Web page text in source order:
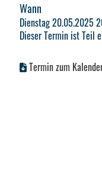
Wann
Dienstag 20.05.2025
Dieser Termin ist Teil
Termin zum